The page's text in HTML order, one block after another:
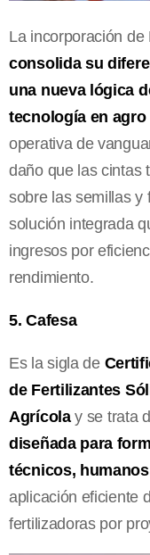
La incorporación
consolida su
una nueva lógica
tecnología en
operativa de
daño que las cintas
sobre las semillas y
solución integrada
ingresos por
rendimiento.
5. Cafesa
Es la sigla de
de Fertilizantes
Agrícolay se trata
diseñada para
técnicos,
aplicación eficiente
fertilizadoras por